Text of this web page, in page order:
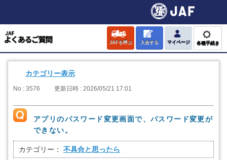
JAFを呼ぶ 入会する マイページ 各種手続き
カテゴリー表示
No : 3576 更新日時 : 2026/05/21 17:01
アプリのパスワード変更画面で、パスワード変更が
できない。
カテゴリー： 不具合と思ったら